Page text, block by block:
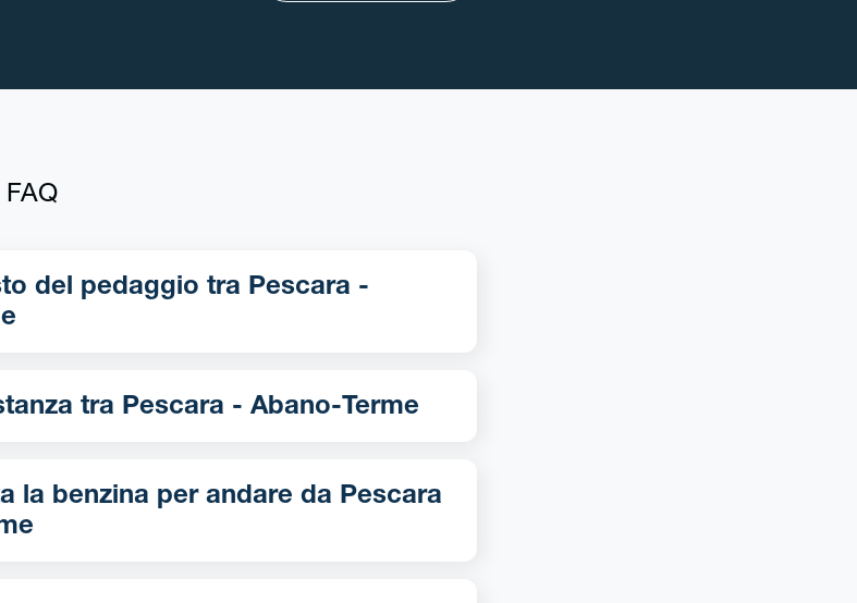
pedaggio tra Pescara -
Qual è la distanza tra Pescara - Abano-Terme
benzina per andare da Pescara